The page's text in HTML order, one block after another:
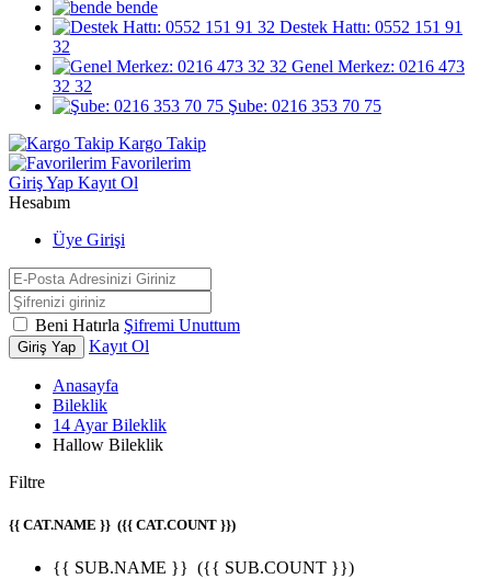
bende
Destek Hattı: 0552 151 91
32
Genel Merkez: 0216 473
32 32
Şube: 0216 353 70 75
Kargo Takip
Favorilerim
Giriş Yap Kayıt Ol
Hesabım
Üye Girişi
Beni Hatırla Şifremi Unuttum
Giriş Yap Kayıt Ol
Anasayfa
Bileklik
14 Ayar Bileklik
Hallow Bileklik
Filtre
{{ CAT.NAME }} ({{ CAT.COUNT }})
{{ SUB.NAME }} ({{ SUB.COUNT }})